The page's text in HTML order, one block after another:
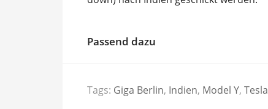
Passend dazu
Tags: Giga Berlin, Indien, Model Y, Tesla